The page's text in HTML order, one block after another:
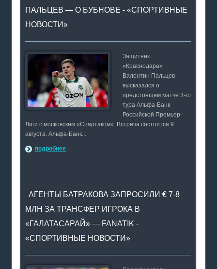
ПАЛЬЦЕВ — О БУБНОВЕ - «СПОРТИВНЫЕ
НОВОСТИ»
Защитник
«Краснодара»
Валентин Пальцев
высказался о
предстоящем матче 3-го
тура Альфа-Банк
Российской Премьер-
Лиги с московским «Спартаком». Встреча состоится 9
августа. Альфа-Банк...
подробнее
АГЕНТЫ БАТРАКОВА ЗАПРОСИЛИ € 7-8
МЛН ЗА ТРАНСФЕР ИГРОКА В
«ГАЛАТАСАРАЙ» — FANATIK -
«СПОРТИВНЫЕ НОВОСТИ»